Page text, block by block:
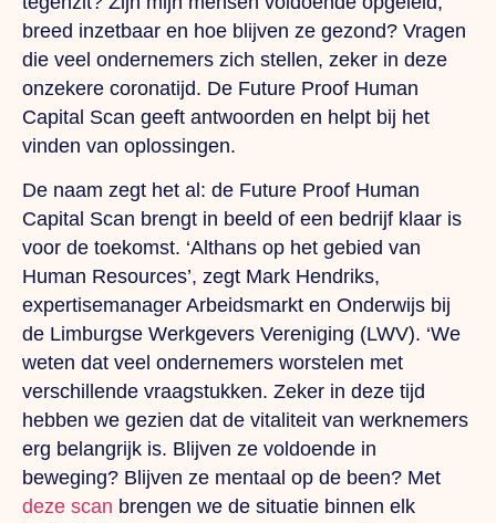
breed inzetbaar en hoe blijven ze gezond? Vragen
die veel ondernemers zich stellen, zeker in deze
onzekere coronatijd. De Future Proof Human
Capital Scan geeft antwoorden en helpt bij het
vinden van oplossingen.
De naam zegt het al: de Future Proof Human
Capital Scan brengt in beeld of een bedrijf klaar is
voor de toekomst. ‘Althans op het gebied van
Human Resources’, zegt Mark Hendriks,
expertisemanager Arbeidsmarkt en Onderwijs bij
de Limburgse Werkgevers Vereniging (LWV). ‘We
weten dat veel ondernemers worstelen met
verschillende vraagstukken. Zeker in deze tijd
hebben we gezien dat de vitaliteit van werknemers
erg belangrijk is. Blijven ze voldoende in
beweging? Blijven ze mentaal op de been? Met
deze scan brengen we de situatie binnen elk